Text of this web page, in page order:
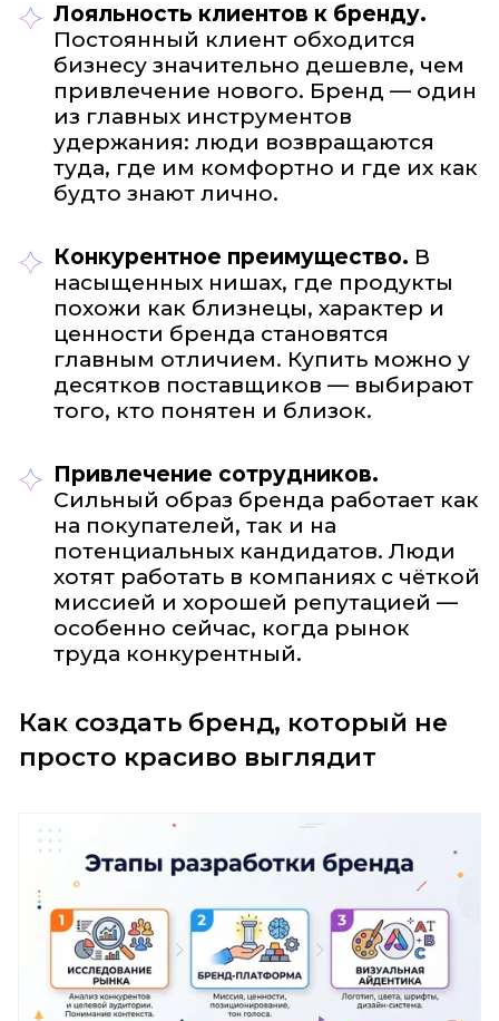
Лояльность клиентов к бренду.
Постоянный клиент обходится
бизнесу значительно дешевле, чем
привлечение нового. Бренд — один
из главных инструментов
удержания: люди возвращаются
туда, где им комфортно и где их как
будто знают лично.
Конкурентное преимущество. В
насыщенных нишах, где продукты
похожи как близнецы, характер и
ценности бренда становятся
главным отличием. Купить можно у
десятков поставщиков — выбирают
того, кто понятен и близок.
Привлечение сотрудников.
Сильный образ бренда работает как
на покупателей, так и на
потенциальных кандидатов. Люди
хотят работать в компаниях с чёткой
миссией и хорошей репутацией —
особенно сейчас, когда рынок
труда конкурентный.
Как создать бренд, который не
просто красиво выглядит